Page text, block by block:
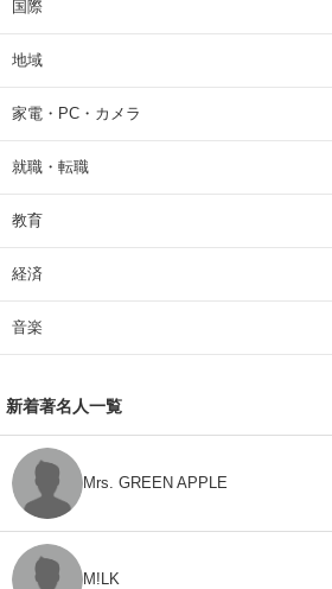
国際
地域
家電・PC・カメラ
就職・転職
教育
経済
音楽
新着著名人一覧
Mrs. GREEN APPLE
M!LK